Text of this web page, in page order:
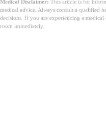
Medical Disclaimer: This article is for
medical advice. Always consult a qualified
decisions. If you are experiencing a
room immediately.